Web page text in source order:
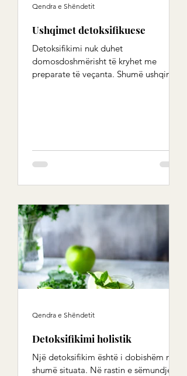
Ushqimet detoksifikuese
Detoksifikimi nuk duhet
domosdoshmërisht të kryhet me
preparate të veçanta. Shumë ushqime
Qendra e Shëndetit
Detoksifikimi holistik
Një detoksifikim është i dobishëm në
shumë situata. Në rastin e sëmundjeve
Qendra e Shëndetit